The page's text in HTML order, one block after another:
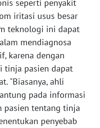
seperti penyakit
iritasi usus besar
teknologi ini dapat
mendiagnosa
karena dengan
tinja pasien dapat
"Biasanya, ahli
pada informasi
pasien tentang tinja
penyebab